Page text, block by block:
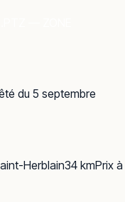
du 5 septembre
Herblain34 kmPrix à